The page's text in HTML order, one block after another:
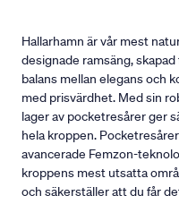
Hallarhamn är vår mest
designade ramsäng,
balans mellan elegans och
med prisvärdhet. Med sin
lager av pocketresårer ger
hela kroppen.
avancerade Femzon-
kroppens mest utsatta
och säkerställer att du får